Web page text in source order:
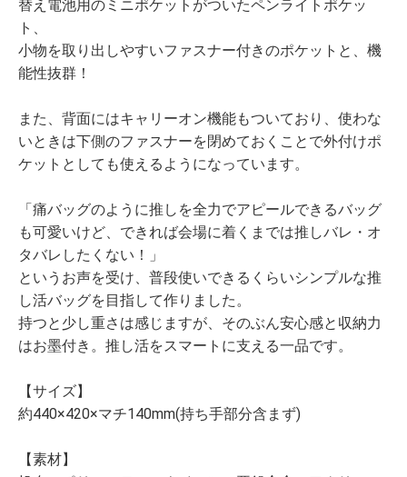
替え電池用のミニポケットがついたペンライトポケッ
ト、
小物を取り出しやすいファスナー付きのポケットと、機
能性抜群！
また、背面にはキャリーオン機能もついており、使わな
いときは下側のファスナーを閉めておくことで外付けポ
ケットとしても使えるようになっています。
「痛バッグのように推しを全力でアピールできるバッグ
も可愛いけど、できれば会場に着くまでは推しバレ・オ
タバレしたくない！」
というお声を受け、普段使いできるくらいシンプルな推
し活バッグを目指して作りました。
持つと少し重さは感じますが、そのぶん安心感と収納力
はお墨付き。推し活をスマートに支える一品です。
【サイズ】
約440×420×マチ140mm(持ち手部分含まず)
【素材】